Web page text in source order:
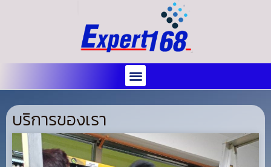
บริการของเรา